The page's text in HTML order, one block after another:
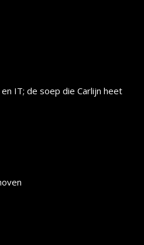
IT; de soep die Carlijn heet